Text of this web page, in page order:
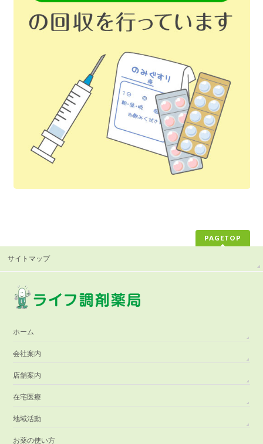
PAGETOP
サイトマップ
ホーム
会社案内
店舗案内
在宅医療
地域活動
お薬の使い方